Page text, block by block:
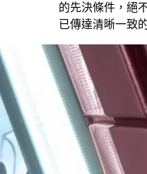
的先決條件，絕
已傳達清晰一致